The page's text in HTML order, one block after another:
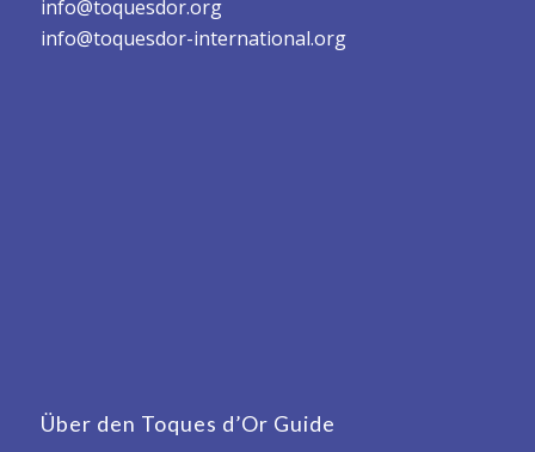
info@toquesdor.org
info@toquesdor-international.org
Über den Toques d’Or Guide